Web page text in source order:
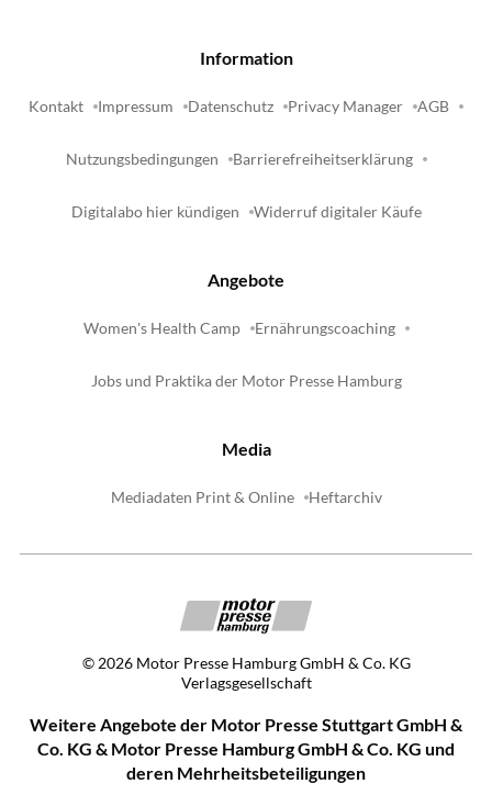
Information
Kontakt Impressum Datenschutz Privacy Manager AGB
Nutzungsbedingungen Barrierefreiheitserklärung
Digitalabo hier kündigen Widerruf digitaler Käufe
Angebote
Women's Health Camp Ernährungscoaching
Jobs und Praktika der Motor Presse Hamburg
Media
Mediadaten Print & Online Heftarchiv
© 2026 Motor Presse Hamburg GmbH & Co. KG
Verlagsgesellschaft
Weitere Angebote der Motor Presse Stuttgart GmbH &
Co. KG & Motor Presse Hamburg GmbH & Co. KG und
deren Mehrheitsbeteiligungen